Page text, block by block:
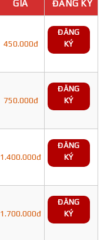
GIÁ ĐĂNG KÝ
450.000đ
ĐĂNG
KÝ
750.000đ
ĐĂNG
KÝ
1.400.000đ
ĐĂNG
KÝ
1.700.000đ
ĐĂNG
KÝ